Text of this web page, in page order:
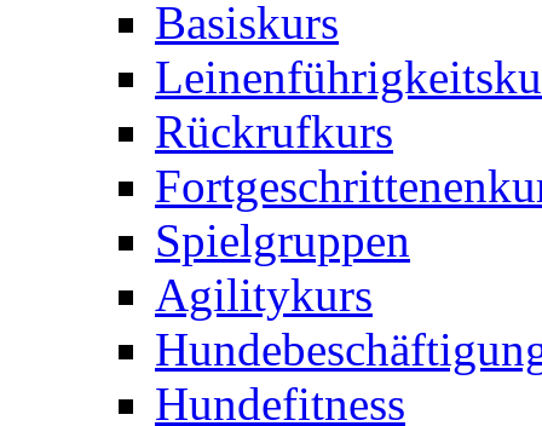
Basiskurs
Rückrufkurs
Spielgruppen
Agilitykurs
Hundefitness